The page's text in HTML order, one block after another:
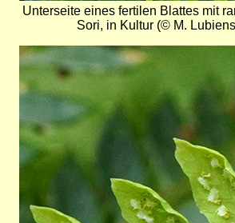
Unterseite eines fertilen Blattes mit
Sori, in Kultur (© M.
Bild